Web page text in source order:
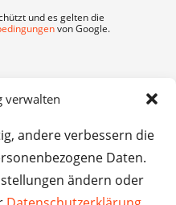
verwalten
andere verbessern die
Daten.
ändern oder
und es gelten die
von Google.